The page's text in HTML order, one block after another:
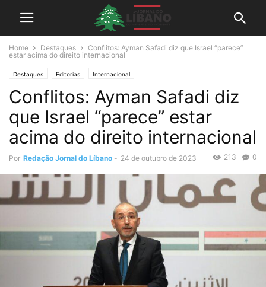
Home Destaques
Conflitos: Ayman Safadi diz que Israel “parece”
estar acima do direito internacional
Destaques Editorias Internacional
Conflitos: Ayman Safadi diz
que Israel “parece” estar
acima do direito internacional
Por Redação Jornal do Líbano - 24 de outubro de 2023 0
213